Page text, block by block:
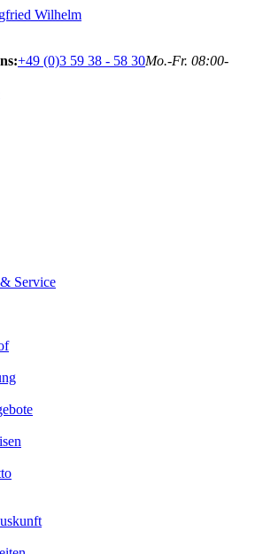
+49 (0)3 59 38 - 58 30Mo.-Fr. 08:00-
Service